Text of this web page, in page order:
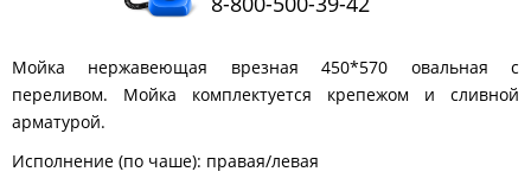
Мойка нержавеющая врезная 450*570 овальная с
переливом. Мойка комплектуется крепежом и сливной
арматурой.
Исполнение (по чаше): правая/левая
КОМОДЫ
СТОЛЫ
ТУАЛЕТНЫЕ
СТОЛИКИ
БАНКЕТКИ